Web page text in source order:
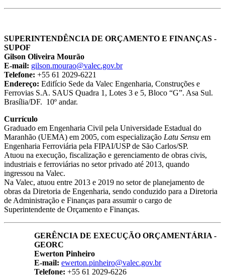
SUPERINTENDÊNCIA DE ORÇAMENTO E FINANÇAS -
SUPOF
Gilson Oliveira Mourão
E-mail: gilson.mourao@valec.gov.br
Telefone: +55 61 2029-6221
Endereço: Edifício Sede da Valec Engenharia, Construções e
Ferrovias S.A. SAUS Quadra 1, Lotes 3 e 5, Bloco “G”. Asa Sul.
Brasília/DF. 10º andar.
Currículo
Graduado em Engenharia Civil pela Universidade Estadual do
Maranhão (UEMA) em 2005, com especialização Latu Sensu em
Engenharia Ferroviária pela FIPAI/USP de São Carlos/SP.
Atuou na execução, fiscalização e gerenciamento de obras civis,
industriais e ferroviárias no setor privado até 2013, quando
ingressou na Valec.
Na Valec, atuou entre 2013 e 2019 no setor de planejamento de
obras da Diretoria de Engenharia, sendo conduzido para a Diretoria
de Administração e Finanças para assumir o cargo de
Superintendente de Orçamento e Finanças.
GERÊNCIA DE EXECUÇÃO ORÇAMENTÁRIA -
GEORC
Ewerton Pinheiro
E-mail: ewerton.pinheiro@valec.gov.br
Telefone: +55 61 2029-6226